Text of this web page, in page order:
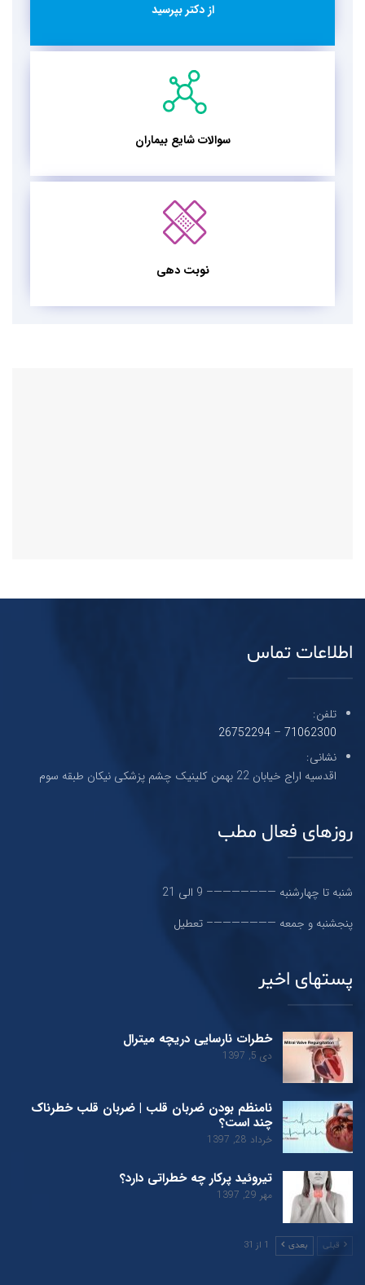
از دکتر بپرسید
سوالات شایع بیماران
نوبت دهی
اطلاعات تماس
تلفن:
71062300
–
26752294
نشانی:
اقدسیه اراج خیابان 22 بهمن کلینیک چشم پزشکی نیکان طبقه سوم
روزهای فعال مطب
شنبه تا چهارشنبه ———————– 9 الی 21
پنجشنبه و جمعه ———————– تعطیل
پستهای اخیر
خطرات نارسایی دریچه میترال
دی 5, 1397
نامنظم بودن ضربان قلب | ضربان قلب خطرناک
چند است؟
خرداد 28, 1397
تیروئید پرکار چه خطراتی دارد؟
مهر 29, 1397
قبلی بعدی 1 از 31